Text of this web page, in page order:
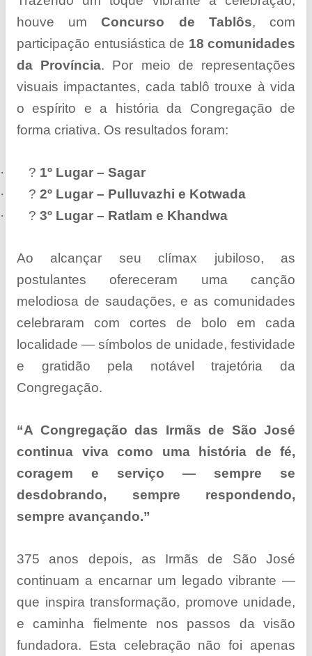
houve umConcurso de Tablôs, com
participação entusiástica de 18 comunidades
da Província. Por meio de representações
visuais impactantes, cada tablô trouxe à vida
o espírito e a história da Congregação de
forma criativa. Os resultados foram:
· ? 1º Lugar – Sagar
·
? 2º Lugar – Pulluvazhi e Kotwada
·
? 3º Lugar – Ratlam e Khandwa
Ao alcançar seu clímax jubiloso, as
postulantes ofereceram uma canção
melodiosa de saudações, e as comunidades
celebraram com cortes de bolo em cada
localidade — símbolos de unidade, festividade
e gratidão pela notável trajetória da
Congregação.
“A Congregação das Irmãs de São José
continua viva como uma história de fé,
coragem e serviço — sempre se
desdobrando, sempre respondendo,
sempre avançando.”
375 anos depois, as Irmãs de São José
continuam a encarnar um legado vibrante —
que inspira transformação, promove unidade,
e caminha fielmente nos passos da visão
fundadora. Esta celebração não foi apenas